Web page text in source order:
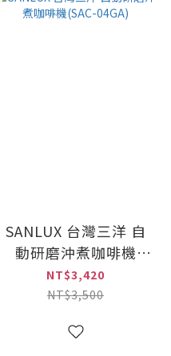
SANLUX 台灣三洋 自
動研磨沖煮咖啡機
(SAC-04GA)
NT$3,420
NT$3,500